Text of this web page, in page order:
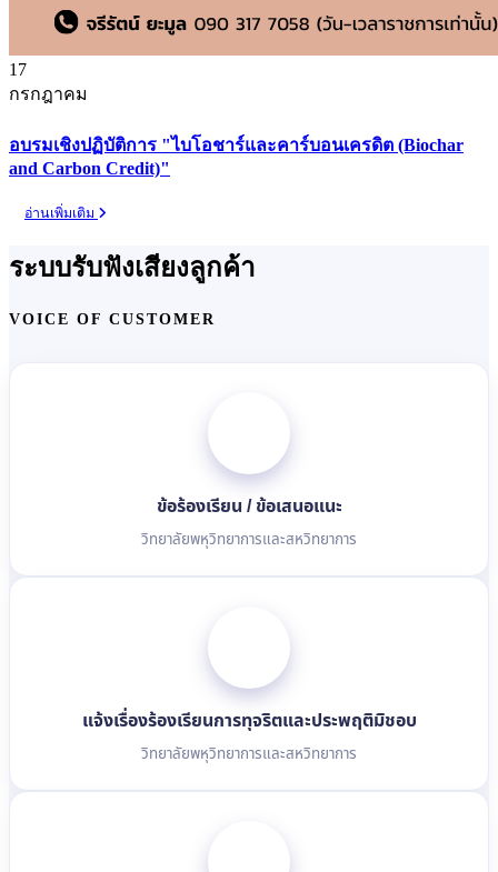
17
กรกฎาคม
อบรมเชิงปฏิบัติการ "ไบโอชาร์และคาร์บอนเครดิต (Biochar
and Carbon Credit)"
อ่านเพิ่มเติม
ระบบรับฟังเสียงลูกค้า
VOICE OF CUSTOMER
ข้อร้องเรียน / ข้อเสนอแนะ
วิทยาลัยพหุวิทยาการและสหวิทยาการ
แจ้งเรื่องร้องเรียนการทุจริตและประพฤติมิชอบ
วิทยาลัยพหุวิทยาการและสหวิทยาการ